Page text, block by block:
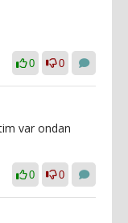
0 0
var ondan
0 0